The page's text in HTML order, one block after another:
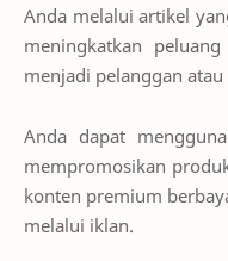
Anda melalui artikel
meningkatkan
menjadi pelanggan atau
Anda dapat
mempromosikan
konten premium
melalui iklan.